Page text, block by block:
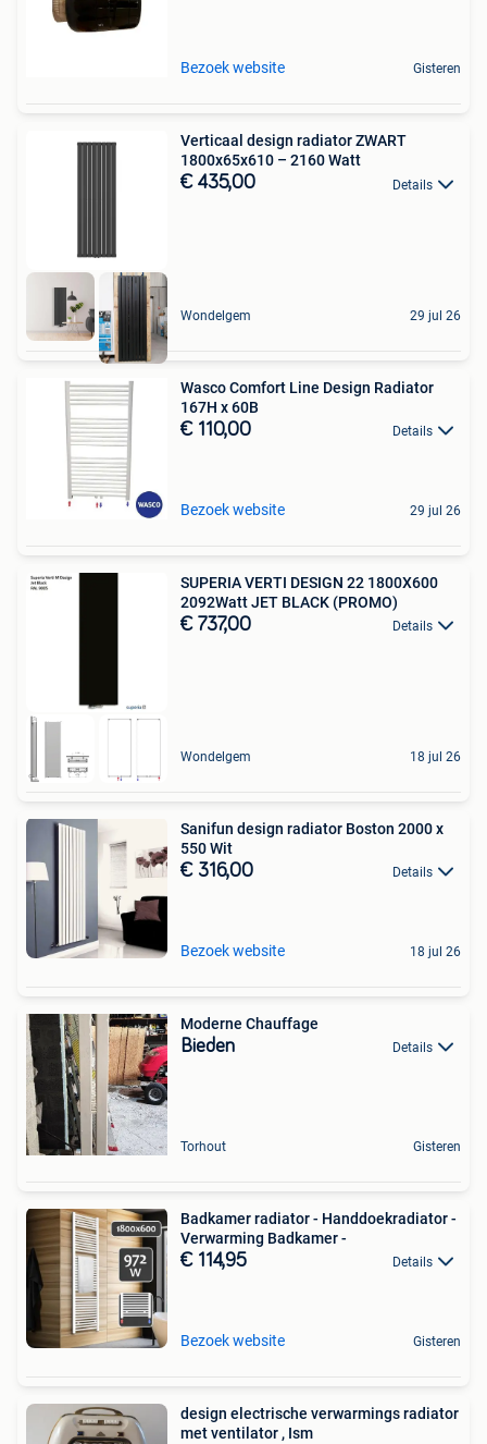
Bezoek website Gisteren
Verticaal design radiator ZWART
1800x65x610 – 2160 Watt
€ 435,00 Details
Wondelgem 29 jul 26
Wasco Comfort Line Design Radiator
167H x 60B
€ 110,00 Details
Bezoek website 29 jul 26
SUPERIA VERTI DESIGN 22 1800X600
2092Watt JET BLACK (PROMO)
€ 737,00 Details
Wondelgem 18 jul 26
Sanifun design radiator Boston 2000 x
550 Wit
€ 316,00 Details
Bezoek website 18 jul 26
Moderne Chauffage
Bieden Details
Torhout Gisteren
Badkamer radiator - Handdoekradiator -
Verwarming Badkamer -
€ 114,95 Details
Bezoek website Gisteren
design electrische verwarmings radiator
met ventilator , Ism